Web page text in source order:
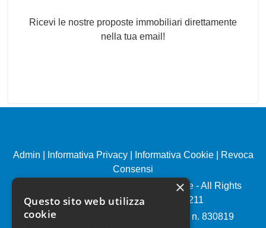
Ricevi le nostre proposte immobiliari direttamente
nella tua email!
Admin Informativa Privacy| Informativa Cookie|
Revoca
Consensi
© Copyright 2026 - Pintauro Immobiliare - All Rights
reserved - Part. IVA 06672491211
Iscrizione REA della CCIAA di Napoli n. 830819
×
Questo sito web utilizza
cookie